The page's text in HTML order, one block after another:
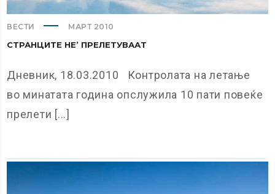
ВЕСТИ МАРТ 2010
СТРАНЦИТЕ НЕ’ ПРЕЛЕТУВААТ
Дневник, 18.03.2010 Контролата на летање
во минатата година опслужила 10 пати повеќе
прелети [...]